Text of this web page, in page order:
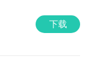
下载